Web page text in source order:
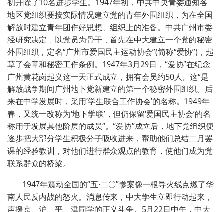
初开除了10名进步学生。1947年初，中共中央青委通知各
地区党组织要按实际情况建立党的青年外围组织，为在全国
解放时建立青年团作好思想、组织上的准备。中共广州市委
经研究决定，以党员为骨干，首先在中大建立一个党的秘密
外围组织，定名“广州市爱国民主运动协会”(简称“爱协”)，起
草了会章和秘密工作条例。1947年3月29日，“爱协”在纪念
广州黄花岗起义这一天正式成立，拥有会员约50人。这“是
解放战争期间广州地下党新建立的第一个秘密外围组织。后
来在中学发展时，采用‘学生联合工作协会’的名称。1949年
春，又统一改称为‘地下学联’，但仍保留‘爱国民主协会’的名
称用于发展其他阶层的成员”。“爱协”成立后，地下党组织便
逐步把大部分学生积极分子吸收进来，帮助他们总结二月罢
课的经验教训，对他们进行群众观点的教育，使他们成为党
联系群众的桥梁。
1947年震动全国的“五·二〇”惨案像一根导火线点燃了华
南人民反内战的怒火。消息传来，中大学生立即行动起来，
声援京、沪、平、津同学的正义斗争。5月22日中午，中大